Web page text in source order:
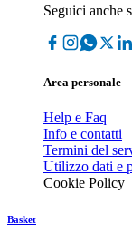
Seguici anche
Area personale
Help e Faq
Info e contatti
Termini del
Utilizzo dati e
Cookie Policy
Basket